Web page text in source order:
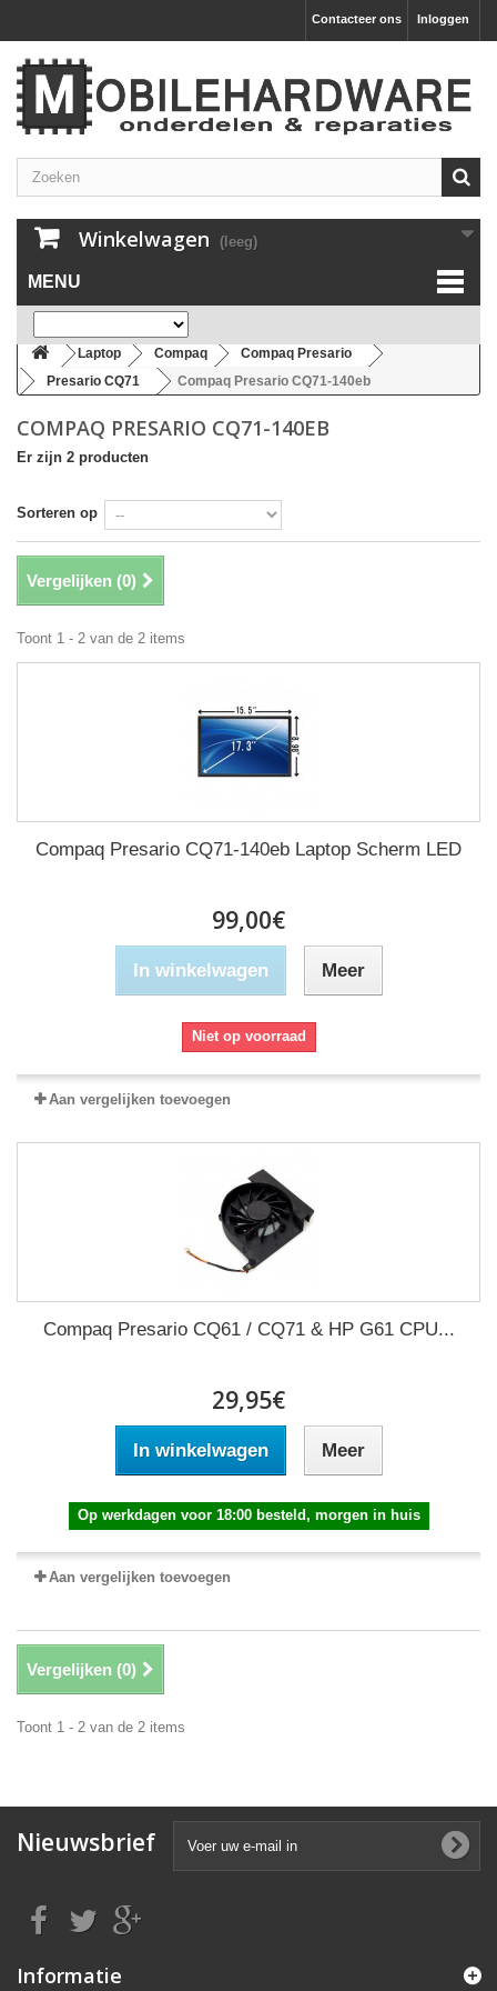
Inloggen
Contacteer ons
Winkelwagen (leeg)
MENU
Laptop Compaq
Compaq Presario
Presario CQ71
Compaq Presario CQ71-140eb
COMPAQ PRESARIO CQ71-140EB
Er zijn 2 producten
Sorteren op
Vergelijken (0)
Toont 1 - 2 van de 2 items
Compaq Presario CQ71-140eb Laptop Scherm LED
99,00€
In winkelwagen Meer
Niet op voorraad
Aan vergelijken toevoegen
Compaq Presario CQ61 / CQ71 & HP G61 CPU...
29,95€
In winkelwagen Meer
Op werkdagen voor 18:00 besteld, morgen in huis
Aan vergelijken toevoegen
Vergelijken (0)
Toont 1 - 2 van de 2 items
Nieuwsbrief
Informatie